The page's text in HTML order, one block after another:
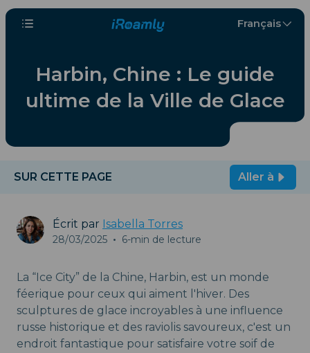
Français
Harbin, Chine : Le guide
ultime de la Ville de Glace
SUR CETTE PAGE Aller à
Écrit par Isabella Torres
28/03/2025 • 6-min de lecture
La “Ice City” de la Chine, Harbin, est un monde
féerique pour ceux qui aiment l'hiver. Des
sculptures de glace incroyables à une influence
russe historique et des raviolis savoureux, c'est un
endroit fantastique pour satisfaire votre soif de